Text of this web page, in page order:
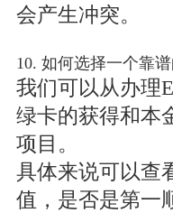
会产生冲突。
10. 如何选择一个靠
我们可以从办理
绿卡的获得和本
项目。
具体来说可以查
值，是否是第一